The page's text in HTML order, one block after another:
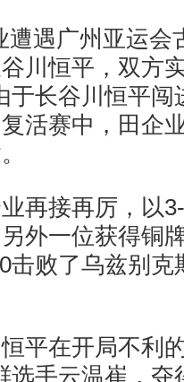
遇广州亚运会
川恒平，双方
于长谷川恒平
活赛中，田企
接再厉，以3-
外一位获得铜
击败了乌兹别克
在开局不利
选手云温崔，夺